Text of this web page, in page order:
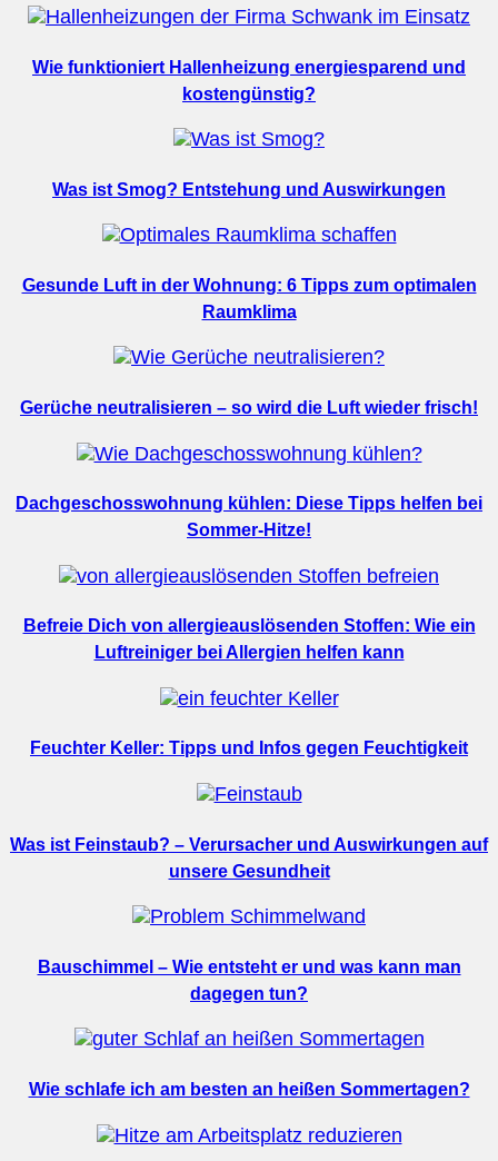
Wie funktioniert Hallenheizung energiesparend und
kostengünstig?
Was ist Smog? Entstehung und Auswirkungen
Gesunde Luft in der Wohnung: 6 Tipps zum optimalen
Raumklima
Gerüche neutralisieren – so wird die Luft wieder frisch!
Dachgeschosswohnung kühlen: Diese Tipps helfen bei
Sommer-Hitze!
Befreie Dich von allergieauslösenden Stoffen: Wie ein
Luftreiniger bei Allergien helfen kann
Feuchter Keller: Tipps und Infos gegen Feuchtigkeit
Was ist Feinstaub? – Verursacher und Auswirkungen auf
unsere Gesundheit
Bauschimmel – Wie entsteht er und was kann man
dagegen tun?
Wie schlafe ich am besten an heißen Sommertagen?